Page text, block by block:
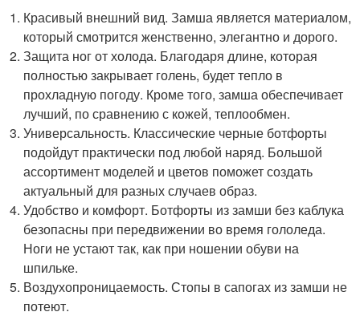
Красивый внешний вид. Замша является материалом,
который смотрится женственно, элегантно и дорого.
Защита ног от холода. Благодаря длине, которая
полностью закрывает голень, будет тепло в
прохладную погоду. Кроме того, замша обеспечивает
лучший, по сравнению с кожей, теплообмен.
Универсальность. Классические черные ботфорты
подойдут практически под любой наряд. Большой
ассортимент моделей и цветов поможет создать
актуальный для разных случаев образ.
Удобство и комфорт. Ботфорты из замши без каблука
безопасны при передвижении во время гололеда.
Ноги не устают так, как при ношении обуви на
шпильке.
Воздухопроницаемость. Стопы в сапогах из замши не
потеют.